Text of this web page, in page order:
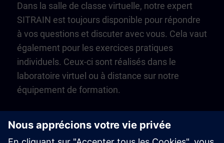
Dans la salle de classe virtuelle, notre expert
SITRAIN est toujours disponible pour répondre
à vos questions et discuter avec vous. Cela vaut
également pour les exercices pratiques
individuels. Ceux-ci sont réalisés dans le
laboratoire virtuel ou à distance sur notre
équipement de formation.